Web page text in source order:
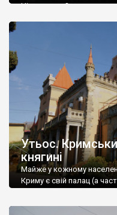
Ніжин греки?
Утьос.
княгині
Майже у кожному
Криму є свій палац (а